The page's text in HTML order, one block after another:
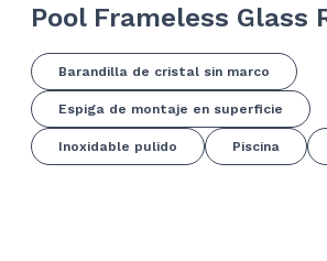
Pool Frameless Glass
Barandilla de cristal sin marco
Espiga de montaje en superficie
Inoxidable pulido Piscina